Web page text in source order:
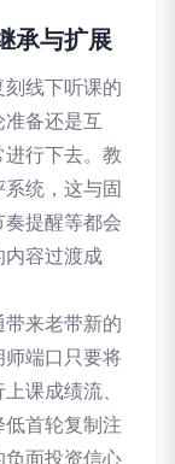
承与扩展
线下听课的
备还是互
行下去。教
统，这与固
提醒等都会
内容过渡成
来老带新的
端口只要将
课成绩流、
首轮复制注
面投资信心